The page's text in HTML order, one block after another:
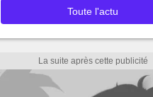
Toute l'actu